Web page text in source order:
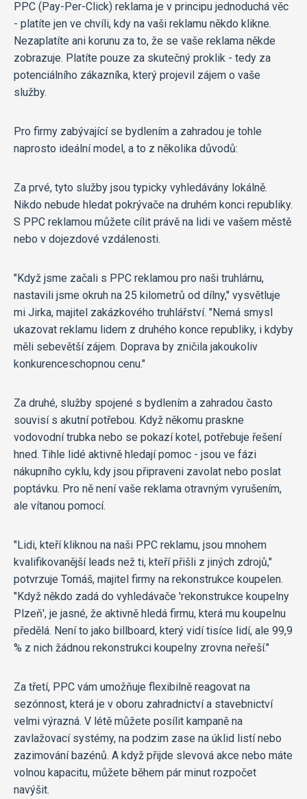
PPC (Pay-Per-Click) reklama je v principu jednoduchá věc
- platíte jen ve chvíli, kdy na vaši reklamu někdo klikne.
Nezaplatíte ani korunu za to, že se vaše reklama někde
zobrazuje. Platíte pouze za skutečný proklik - tedy za
potenciálního zákazníka, který projevil zájem o vaše
služby.
Pro firmy zabývající se bydlením a zahradou je tohle
naprosto ideální model, a to z několika důvodů:
Za prvé, tyto služby jsou typicky vyhledávány lokálně.
Nikdo nebude hledat pokrývače na druhém konci republiky.
S PPC reklamou můžete cílit právě na lidi ve vašem městě
nebo v dojezdové vzdálenosti.
"Když jsme začali s PPC reklamou pro naši truhlárnu,
nastavili jsme okruh na 25 kilometrů od dílny," vysvětluje
mi Jirka, majitel zakázkového truhlářství. "Nemá smysl
ukazovat reklamu lidem z druhého konce republiky, i kdyby
měli sebevětší zájem. Doprava by zničila jakoukoliv
konkurenceschopnou cenu."
Za druhé, služby spojené s bydlením a zahradou často
souvisí s akutní potřebou. Když někomu praskne
vodovodní trubka nebo se pokazí kotel, potřebuje řešení
hned. Tihle lidé aktivně hledají pomoc - jsou ve fázi
nákupního cyklu, kdy jsou připraveni zavolat nebo poslat
poptávku. Pro ně není vaše reklama otravným vyrušením,
ale vítanou pomocí.
"Lidi, kteří kliknou na naši PPC reklamu, jsou mnohem
kvalifikovanější leads než ti, kteří přišli z jiných zdrojů,"
potvrzuje Tomáš, majitel firmy na rekonstrukce koupelen.
"Když někdo zadá do vyhledávače 'rekonstrukce koupelny
Plzeň', je jasné, že aktivně hledá firmu, která mu koupelnu
předělá. Není to jako billboard, který vidí tisíce lidí, ale 99,9
% z nich žádnou rekonstrukci koupelny zrovna neřeší."
Za třetí, PPC vám umožňuje flexibilně reagovat na
sezónnost, která je v oboru zahradnictví a stavebnictví
velmi výrazná. V létě můžete posílit kampaně na
zavlažovací systémy, na podzim zase na úklid listí nebo
zazimování bazénů. A když přijde slevová akce nebo máte
volnou kapacitu, můžete během pár minut rozpočet
navýšit.